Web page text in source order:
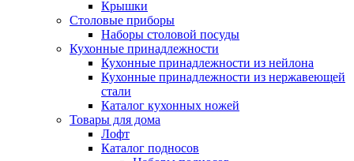
Крышки
Столовые приборы
Наборы столовой посуды
Кухонные принадлежности
Кухонные принадлежности из нейлона
Кухонные принадлежности из нержавеющей
стали
Каталог кухонных ножей
Товары для дома
Лофт
Каталог подносов